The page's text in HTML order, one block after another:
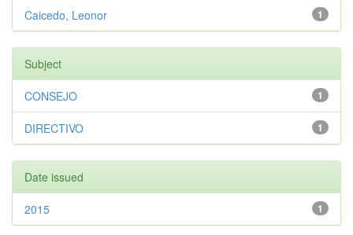
1
Caicedo, Leonor
Subject
1
CONSEJO
1
DIRECTIVO
Date issued
1
2015